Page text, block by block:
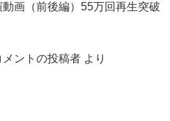
動画（前後編）55万回再生突破
ントの投稿者 より